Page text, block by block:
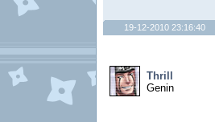
19-12-2010 23:16:40
Thrill
Genin